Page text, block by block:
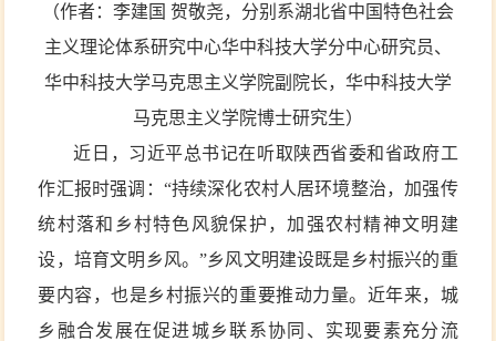
（作者：李建国 贺敬尧，分别系湖北省中国特色社会
主义理论体系研究中心华中科技大学分中心研究员、
华中科技大学马克思主义学院副院长，华中科技大学
马克思主义学院博士研究生）
近日，习近平总书记在听取陕西省委和省政府工
作汇报时强调：“持续深化农村人居环境整治，加强传
统村落和乡村特色风貌保护，加强农村精神文明建
设，培育文明乡风。”乡风文明建设既是乡村振兴的重
要内容，也是乡村振兴的重要推动力量。近年来，城
乡融合发展在促进城乡联系协同、实现要素充分流